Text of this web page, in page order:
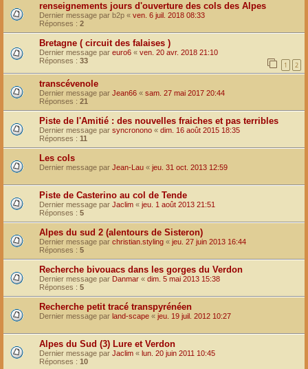
renseignements jours d'ouverture des cols des Alpes
Dernier message par b2p « ven. 6 juil. 2018 08:33
Réponses : 2
Bretagne ( circuit des falaises )
Dernier message par euro6 « ven. 20 avr. 2018 21:10
Réponses : 33 1 2
transcévenole
Dernier message par Jean66 « sam. 27 mai 2017 20:44
Réponses : 21
Piste de l'Amitié : des nouvelles fraiches et pas terribles
Dernier message par syncronono « dim. 16 août 2015 18:35
Réponses : 11
Les cols
Dernier message par Jean-Lau « jeu. 31 oct. 2013 12:59
Piste de Casterino au col de Tende
Dernier message par Jaclim « jeu. 1 août 2013 21:51
Réponses : 5
Alpes du sud 2 (alentours de Sisteron)
Dernier message par christian.styling « jeu. 27 juin 2013 16:44
Réponses : 5
Recherche bivouacs dans les gorges du Verdon
Dernier message par Danmar « dim. 5 mai 2013 15:38
Réponses : 5
Recherche petit tracé transpyrénéen
Dernier message par land-scape « jeu. 19 juil. 2012 10:27
Alpes du Sud (3) Lure et Verdon
Dernier message par Jaclim « lun. 20 juin 2011 10:45
Réponses : 10